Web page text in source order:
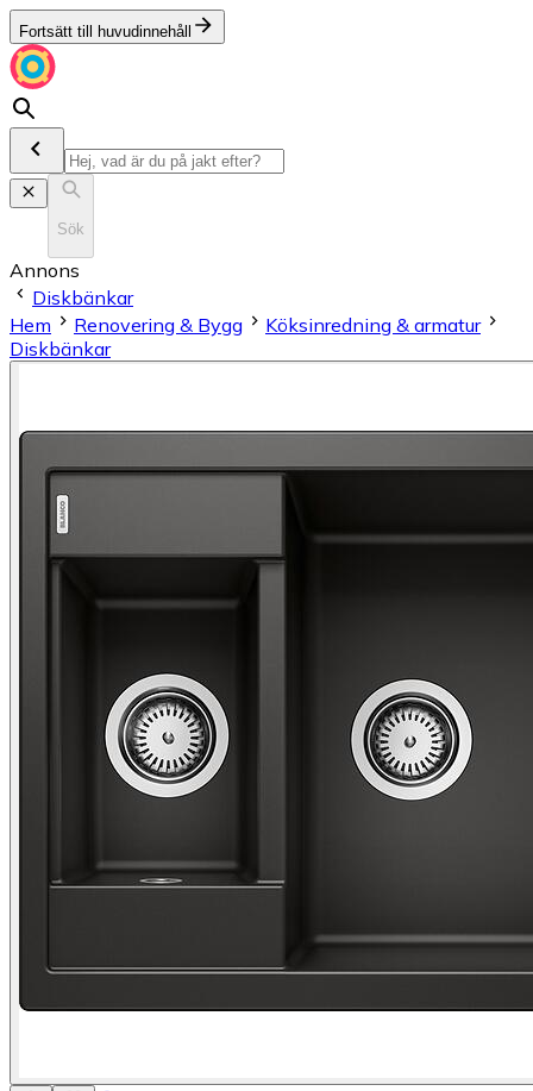
Fortsätt till huvudinnehåll
Sök
Annons
Diskbänkar
Hem
Renovering & Bygg
Köksinredning & armatur
Diskbänkar